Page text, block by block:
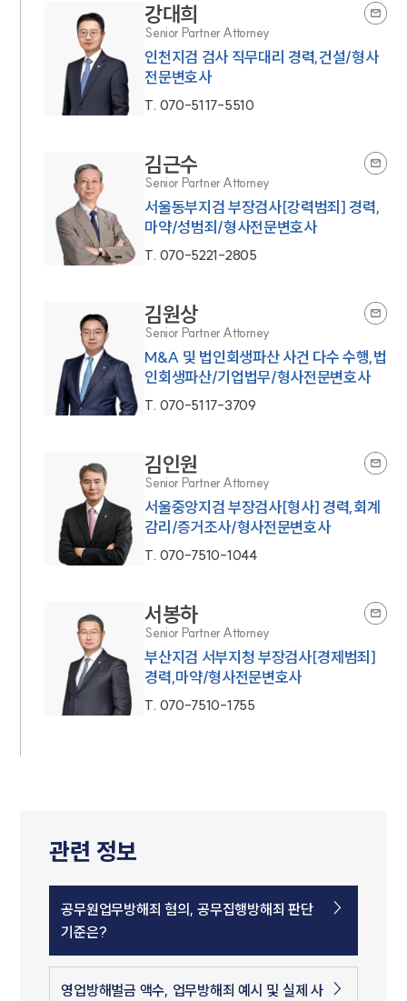
강대희
Senior Partner Attorney
인천지검 검사 직무대리 경력,건설/형사
전문변호사
T. 070-5117-5510
김근수
Senior Partner Attorney
서울동부지검 부장검사[강력범죄] 경력,
마약/성범죄/형사전문변호사
T. 070-5221-2805
김원상
Senior Partner Attorney
M&A 및 법인회생파산 사건 다수 수행,법
인회생파산/기업법무/형사전문변호사
T. 070-5117-3709
김인원
Senior Partner Attorney
서울중앙지검 부장검사[형사] 경력,회계
감리/증거조사/형사전문변호사
T. 070-7510-1044
서봉하
Senior Partner Attorney
부산지검 서부지청 부장검사[경제범죄]
경력,마약/형사전문변호사
T. 070-7510-1755
관련 정보
공무원업무방해죄 혐의, 공무집행방해죄 판단
기준은?
영업방해벌금 액수, 업무방해죄 예시 및 실제 사